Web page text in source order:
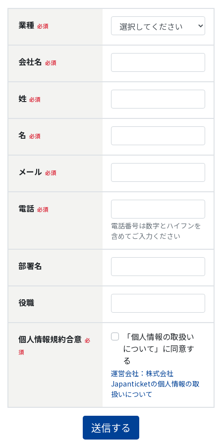
業種
会社名
姓
名
メール
電話
電話番号は数字とハイフンを
含めてご入力ください
部署名
役職
個人情報規約合意
「個人情報の取扱い
について」に同意す
る
運営会社：株式会社
Japanticketの個人情報の取
扱いについて